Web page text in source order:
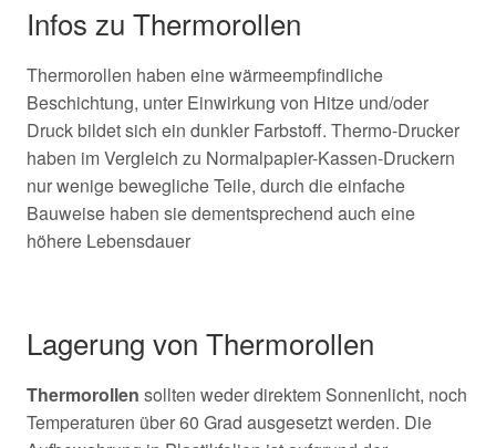
Infos zu Thermorollen
Thermorollen haben eine wärmeempfindliche
Beschichtung, unter Einwirkung von Hitze und/oder
Druck bildet sich ein dunkler Farbstoff. Thermo-Drucker
haben im Vergleich zu Normalpapier-Kassen-Druckern
nur wenige bewegliche Teile, durch die einfache
Bauweise haben sie dementsprechend auch eine
höhere Lebensdauer
Lagerung von Thermorollen
Thermorollen sollten weder direktem Sonnenlicht, noch
Temperaturen über 60 Grad ausgesetzt werden. Die